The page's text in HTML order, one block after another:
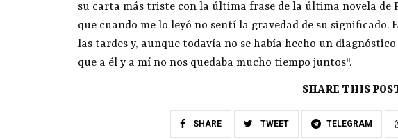
su carta más triste con la última frase de la última novela de
que cuando me lo leyó no sentí la gravedad de su significado.
las tardes y, aunque todavía no se había hecho un
que a él y a mí no nos quedaba mucho tiempo juntos".
SHARE THIS
SHARE TWEET TELEGRAM